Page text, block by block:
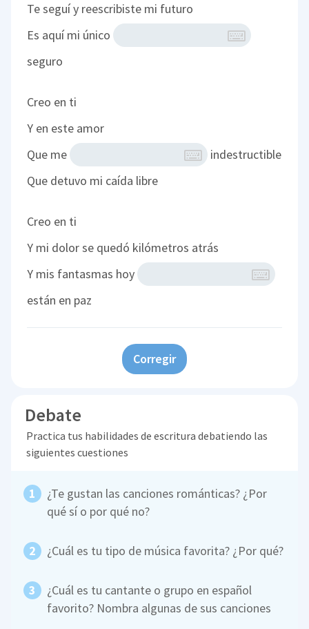
Te seguí y reescribiste mi futuro
Es aquí mi único
seguro
Creo en ti
Y en este amor
Que me
indestructible
Que detuvo mi caída libre
Creo en ti
Y mi dolor se quedó kilómetros atrás
Y mis fantasmas hoy
están en paz
Corregir
Debate
Practica tus habilidades de escritura debatiendo las
siguientes cuestiones
¿Te gustan las canciones románticas? ¿Por
qué sí o por qué no?
¿Cuál es tu tipo de música favorita? ¿Por qué?
¿Cuál es tu cantante o grupo en español
favorito? Nombra algunas de sus canciones